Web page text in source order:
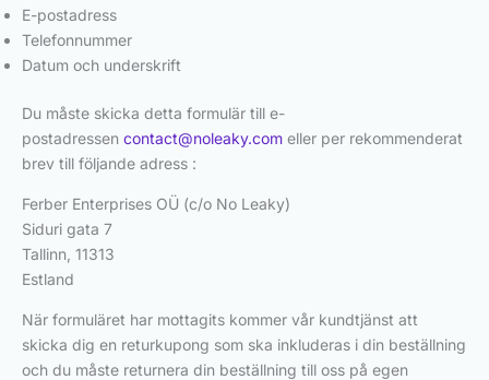
E-postadress
Telefonnummer
Datum och underskrift
Du måste skicka detta formulär till e-
postadressen contact@noleaky.com eller per rekommenderat
brev till följande adress :
Ferber Enterprises OÜ (c/o No Leaky)
Siduri gata 7
Tallinn, 11313
Estland
När formuläret har mottagits kommer vår kundtjänst att
skicka dig en returkupong som ska inkluderas i din beställning
och du måste returnera din beställning till oss på egen